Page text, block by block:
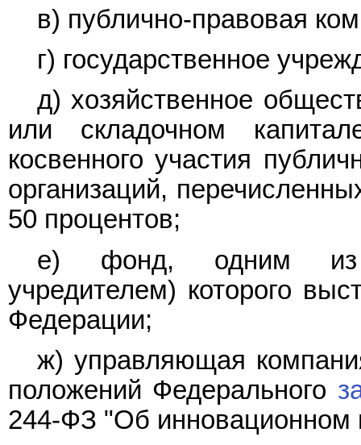
в) публично-правовая
г) государственное
д) хозяйственное
или складочном
косвенного участия
организаций,
50 процентов;
е) фонд, одним из
учредителем) которого
Федерации;
ж) управляющая
положений Федерального
244-ФЗ "Об инновационном